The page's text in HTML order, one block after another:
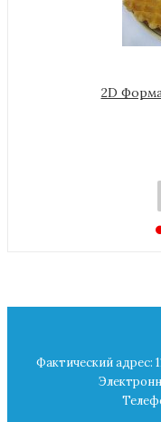
2D
Фактический адрес: